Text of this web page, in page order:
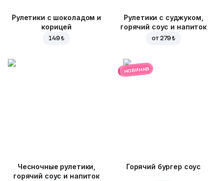
Рулетики с шоколадом и
корицей
149 ₺
Рулетики с суджуком,
горячий соус и напиток
от 279 ₺
Чесночные рулетики,
горячий соус и напиток
новинка
Горячий бургер соус